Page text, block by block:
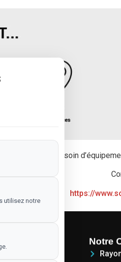
et avez besoin
https://
Notre
utilisez notre